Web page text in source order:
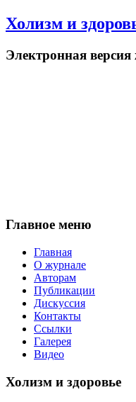
Холизм и
Электронная
Главное меню
Главная
О журнале
Авторам
Публикации
Дискуссия
Контакты
Ссылки
Галерея
Видео
Холизм и здоровье